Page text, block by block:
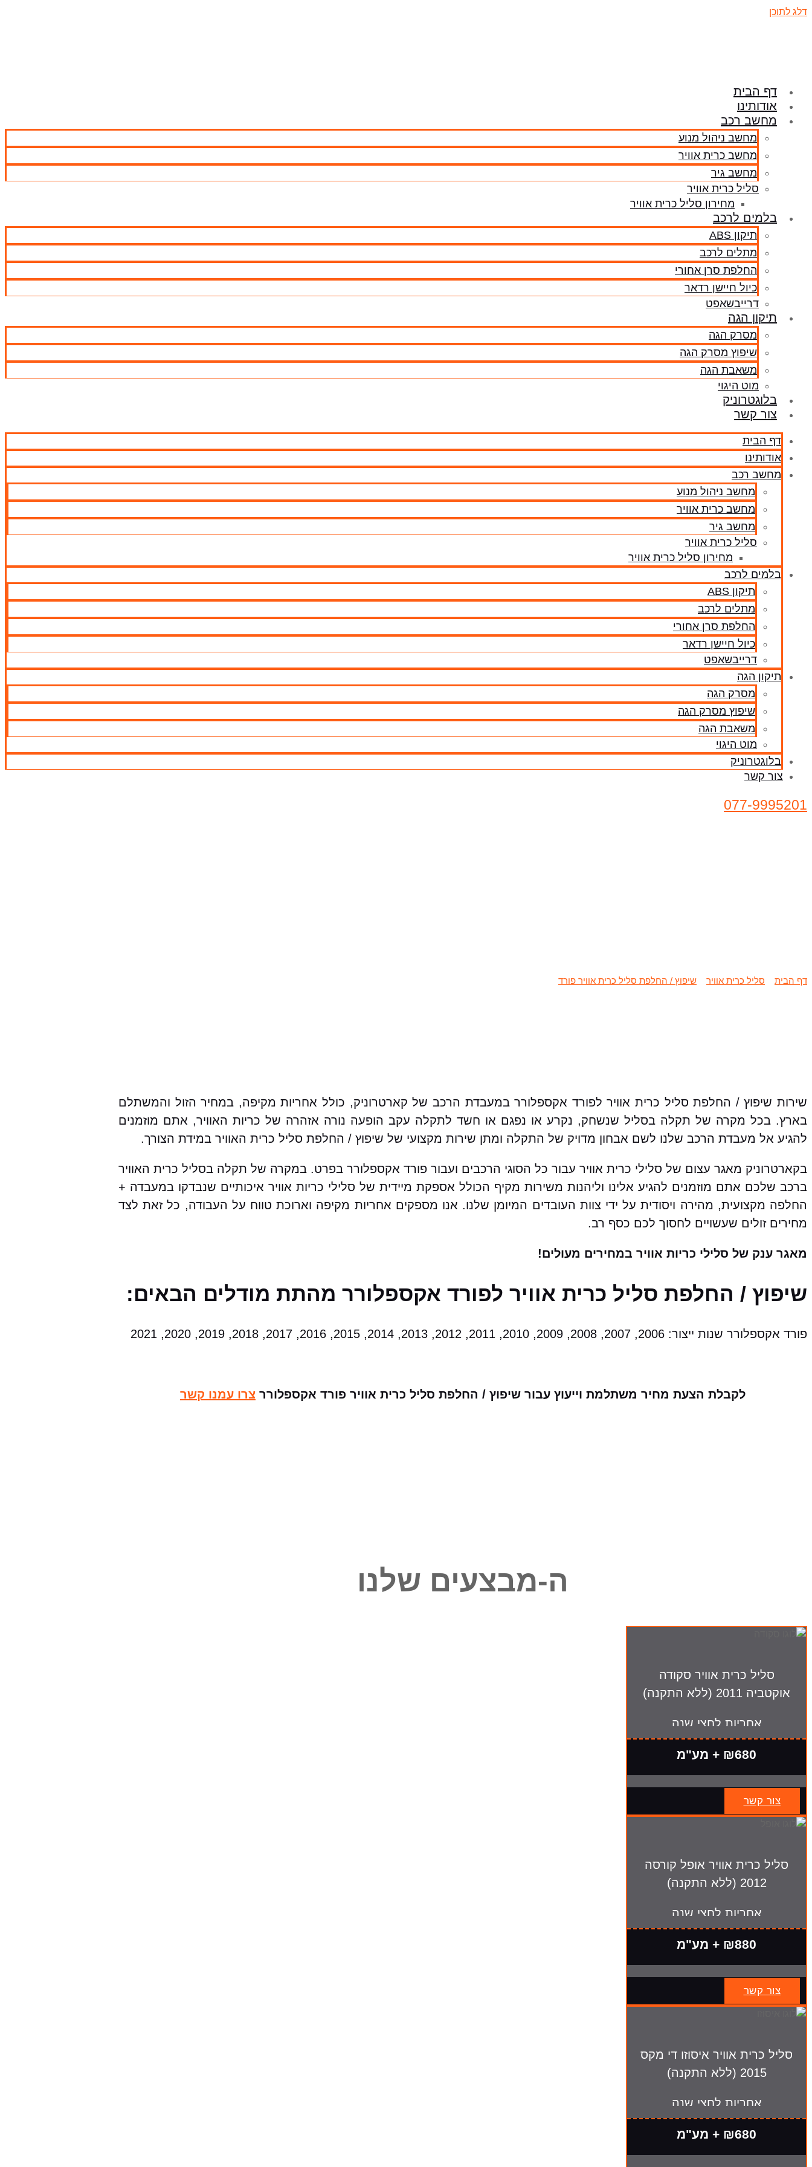
דלג לתוכן
דף הבית
אודותינו
מחשב רכב
מחשב ניהול מנוע
מחשב כרית אוויר
מחשב גיר
סליל כרית אוויר
מחירון סליל כרית אוויר
בלמים לרכב
תיקון ABS
מתלים לרכב
החלפת סרן אחורי
כיול חיישן רדאר
דרייבשאפט
תיקון הגה
מסרק הגה
שיפוץ מסרק הגה
משאבת הגה
מוט היגוי
בלוגטרוניק
צור קשר
דף הבית
אודותינו
מחשב רכב
מחשב ניהול מנוע
מחשב כרית אוויר
מחשב גיר
סליל כרית אוויר
מחירון סליל כרית אוויר
בלמים לרכב
תיקון ABS
מתלים לרכב
החלפת סרן אחורי
כיול חיישן רדאר
דרייבשאפט
תיקון הגה
מסרק הגה
שיפוץ מסרק הגה
משאבת הגה
מוט היגוי
בלוגטרוניק
צור קשר
077-9995201
דף הבית סליל כרית אוויר שיפוץ / החלפת סליל כרית אוויר פורד
שירות שיפוץ / החלפת סליל כרית אוויר לפורד אקספלורר במעבדת הרכב של קארטרוניק, כולל אחריות מקיפה, במחיר הזול והמשתלם
בארץ. בכל מקרה של תקלה בסליל שנשחק, נקרע או נפגם או חשד לתקלה עקב הופעה נורה אזהרה של כריות האוויר, אתם מוזמנים
להגיע אל מעבדת הרכב שלנו לשם אבחון מדויק של התקלה ומתן שירות מקצועי של שיפוץ / החלפת סליל כרית האוויר במידת הצורך.
בקארטרוניק מאגר עצום של סלילי כרית אוויר עבור כל הסוגי הרכבים ועבור פורד אקספלורר בפרט. במקרה של תקלה בסליל כרית האוויר
ברכב שלכם אתם מוזמנים להגיע אלינו וליהנות משירות מקיף הכולל אספקת מיידית של סלילי כריות אוויר איכותיים שנבדקו במעבדה +
החלפה מקצועית, מהירה ויסודית על ידי צוות העובדים המיומן שלנו. אנו מספקים אחריות מקיפה וארוכת טווח על העבודה, כל זאת לצד
מחירים זולים שעשויים לחסוך לכם כסף רב.
מאגר ענק של סלילי כריות אוויר במחירים מעולים!
שיפוץ / החלפת סליל כרית אוויר לפורד אקספלורר מהתת מודלים הבאים:
פורד אקספלורר שנות ייצור: 2006, 2007, 2008, 2009, 2010, 2011, 2012, 2013, 2014, 2015, 2016, 2017, 2018, 2019, 2020, 2021
לקבלת הצעת מחיר משתלמת וייעוץ עבור שיפוץ / החלפת סליל כרית אוויר פורד אקספלורר צרו עמנו קשר
ה-מבצעים שלנו
סליל כרית אוויר סקודה
אוקטביה 2011 (ללא התקנה)
אחריות לחצי שנה
₪680 + מע"מ
צור קשר
סליל כרית אוויר אופל קורסה
2012 (ללא התקנה)
אחריות לחצי שנה
₪880 + מע"מ
צור קשר
סליל כרית אוויר איסוזו די מקס
2015 (ללא התקנה)
אחריות לחצי שנה
₪680 + מע"מ